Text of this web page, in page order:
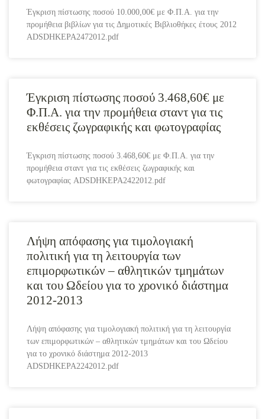
Έγκριση πίστωσης ποσού 10.000,00€ με Φ.Π.Α. για την
προμήθεια βιβλίων για τις Δημοτικές Βιβλιοθήκες έτους 2012
ADSDHKEPA2472012.pdf
Έγκριση πίστωσης ποσού 3.468,60€ με
Φ.Π.Α. για την προμήθεια σταντ για τις
εκθέσεις ζωγραφικής και φωτογραφίας
Έγκριση πίστωσης ποσού 3.468,60€ με Φ.Π.Α. για την
προμήθεια σταντ για τις εκθέσεις ζωγραφικής και
φωτογραφίας ADSDHKEPA2422012.pdf
Λήψη απόφασης για τιμολογιακή
πολιτική για τη λειτουργία των
επιμορφωτικών – αθλητικών τμημάτων
και του Ωδείου για το χρονικό διάστημα
2012-2013
Λήψη απόφασης για τιμολογιακή πολιτική για τη λειτουργία
των επιμορφωτικών – αθλητικών τμημάτων και του Ωδείου
για το χρονικό διάστημα 2012-2013
ADSDHKEPA2242012.pdf